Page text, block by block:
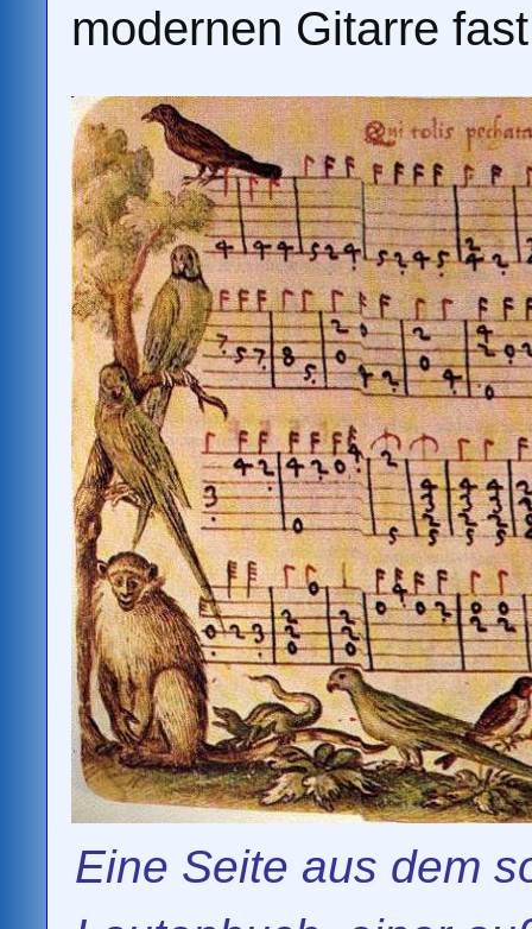
modernen Gitarre
Eine Seite aus dem